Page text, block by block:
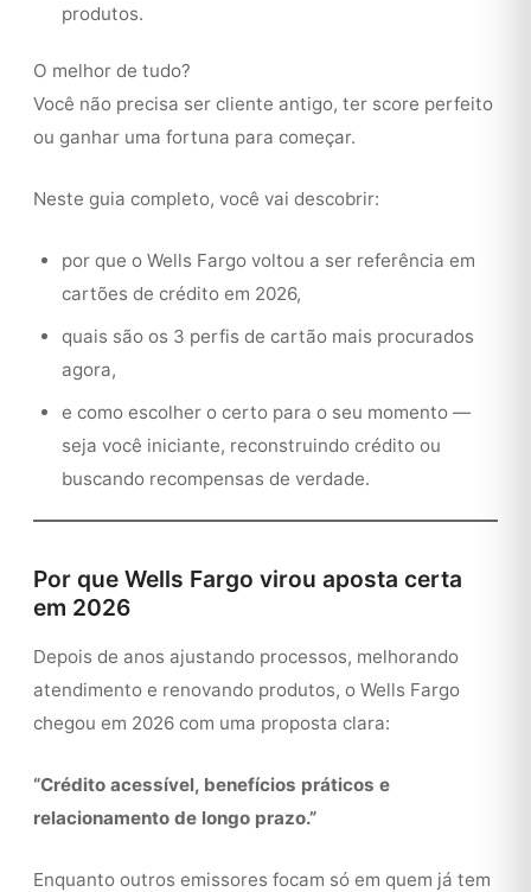
produtos.
O melhor de tudo?
Você não precisa ser cliente antigo, ter score perfeito
ou ganhar uma fortuna para começar.
Neste guia completo, você vai descobrir:
por que o Wells Fargo voltou a ser referência em
cartões de crédito em 2026,
quais são os 3 perfis de cartão mais procurados
agora,
e como escolher o certo para o seu momento —
seja você iniciante, reconstruindo crédito ou
buscando recompensas de verdade.
Por que Wells Fargo virou aposta certa
em 2026
Depois de anos ajustando processos, melhorando
atendimento e renovando produtos, o Wells Fargo
chegou em 2026 com uma proposta clara:
“Crédito acessível, benefícios práticos e
relacionamento de longo prazo.”
Enquanto outros emissores focam só em quem já tem